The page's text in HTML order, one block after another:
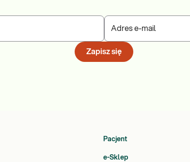
Adres e-mail
Zapisz się
Pacjent
e-Sklep